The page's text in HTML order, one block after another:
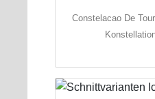
Constelacao De